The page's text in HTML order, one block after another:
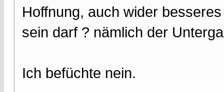
Hoffnung, auch wider
sein darf ? nämlich der
Ich befüchte nein.